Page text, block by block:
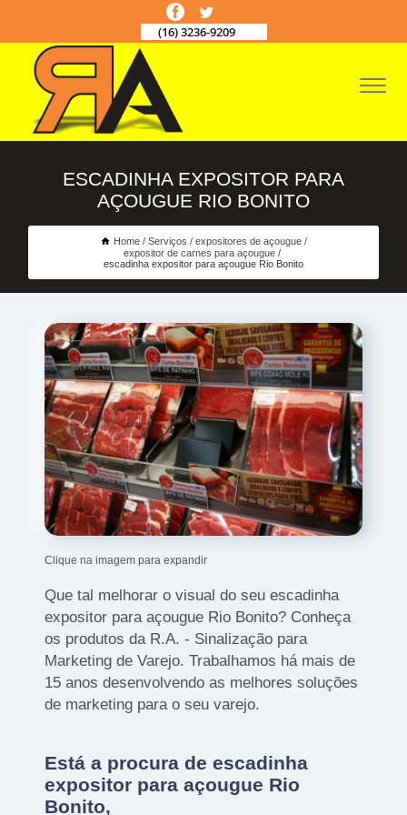
(16) 3236-9209
ESCADINHA EXPOSITOR PARA
AÇOUGUE RIO BONITO
Home Serviços
expositores de açougue
expositor de carnes para açougue
escadinha expositor para açougue Rio Bonito
Clique na imagem para expandir
Que tal melhorar o visual do seu escadinha
expositor para açougue Rio Bonito? Conheça
os produtos da R.A. - Sinalização para
Marketing de Varejo. Trabalhamos há mais de
15 anos desenvolvendo as melhores soluções
de marketing para o seu varejo.
Está a procura de escadinha
expositor para açougue Rio
Bonito,